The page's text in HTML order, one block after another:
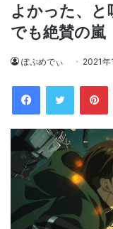
よかった、と
でも絶賛の嵐
ぽぷめでぃ 2021年
FacebookTwitter